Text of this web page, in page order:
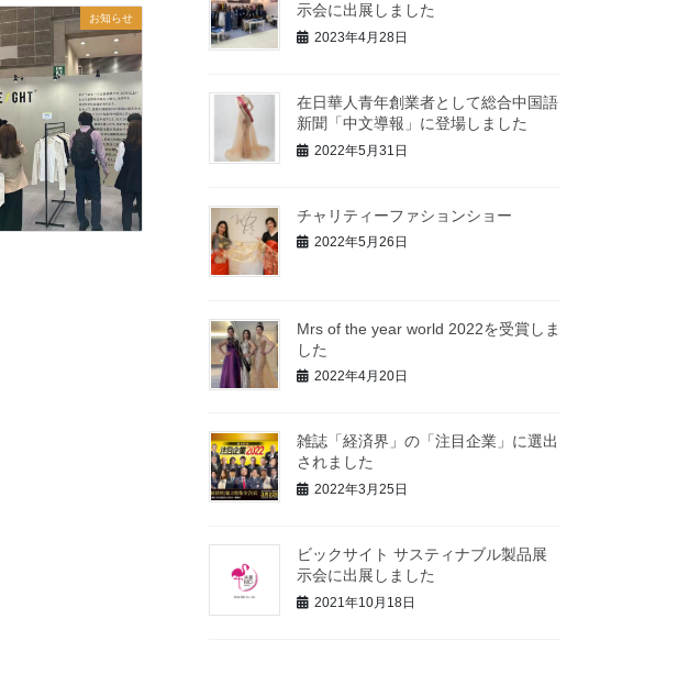
お知らせ
示会に出展しました
2023年4月28日
在日華人青年創業者として総合中国語
新聞「中文導報」に登場しました
2022年5月31日
チャリティーファションショー
2022年5月26日
Mrs of the year world 2022を受賞しま
した
2022年4月20日
雑誌「経済界」の「注目企業」に選出
されました
2022年3月25日
ビックサイト サスティナブル製品展
示会に出展しました
2021年10月18日